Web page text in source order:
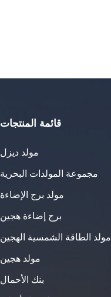
قائمة المنتجات
مولد ديزل
مجموعة المولدات البحرية
مولد برج الإضاءة
برج إضاءة هجين
مولد الطاقة الشمسية الهجين
مولد هجين
بنك الأحمال